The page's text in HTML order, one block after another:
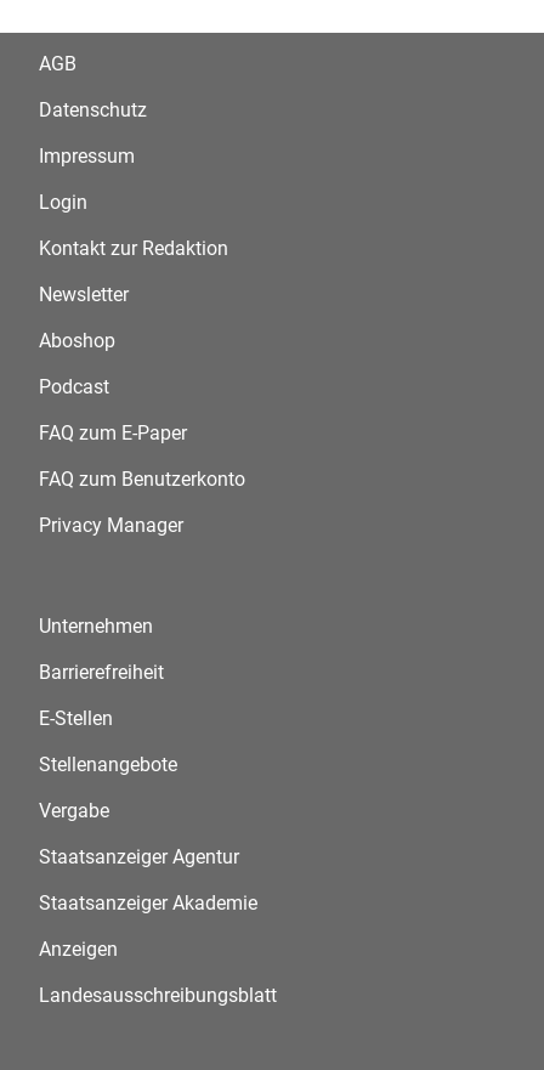
AGB
Datenschutz
Impressum
Login
Kontakt zur Redaktion
Newsletter
Aboshop
Podcast
FAQ zum E-Paper
FAQ zum Benutzerkonto
Privacy Manager
Unternehmen
Barrierefreiheit
E-Stellen
Stellenangebote
Vergabe
Staatsanzeiger Agentur
Staatsanzeiger Akademie
Anzeigen
Landesausschreibungsblatt